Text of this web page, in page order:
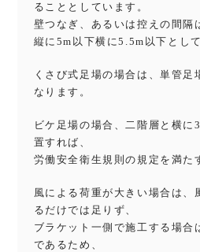
ることとしています。
壁つなぎ、あるいは控えの間隔
縦に5m以下横に5.5m以下とし
くさび式足場の場合は、単管足
なります。
ビケ足場の場合、二階層と横に
置すれば、
労働安全衛生規則の規定を満た
風による荷重が大きい場合は、
るだけでは足りず、
ブラケット一側で施工する場合
であるため、